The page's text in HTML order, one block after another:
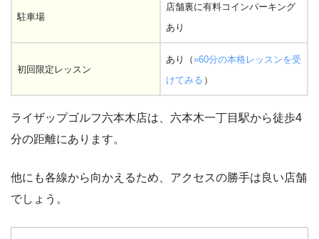
駐車場
店舗裏に有料コインパーキング
あり
初回限定レッスン
あり（»60分の本格レッスンを受
けてみる ）
ライザップゴルフ六本木店は、六本木一丁目駅から徒歩4
分の距離にあります。
他にも各線から向かえるため、アクセスの勝手は良い店舗
でしょう。